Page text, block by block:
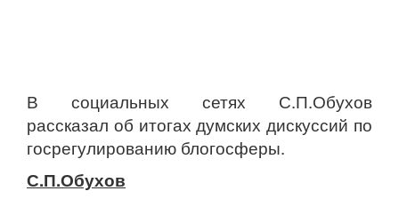
В социальных сетях С.П.Обухов
рассказал об итогах думских дискуссий по
госрегулированию блогосферы.
С.П.Обухов